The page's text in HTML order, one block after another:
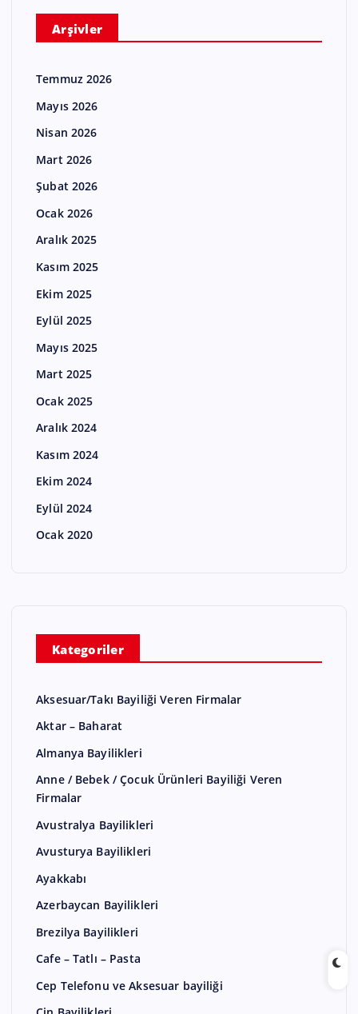
Arşivler
Temmuz 2026
Mayıs 2026
Nisan 2026
Mart 2026
Şubat 2026
Ocak 2026
Aralık 2025
Kasım 2025
Ekim 2025
Eylül 2025
Mayıs 2025
Mart 2025
Ocak 2025
Aralık 2024
Kasım 2024
Ekim 2024
Eylül 2024
Ocak 2020
Kategoriler
Aksesuar/Takı Bayiliği Veren Firmalar
Aktar – Baharat
Almanya Bayilikleri
Anne / Bebek / Çocuk Ürünleri Bayiliği Veren
Firmalar
Avustralya Bayilikleri
Avusturya Bayilikleri
Ayakkabı
Azerbaycan Bayilikleri
Brezilya Bayilikleri
Cafe – Tatlı – Pasta
Cep Telefonu ve Aksesuar bayiliği